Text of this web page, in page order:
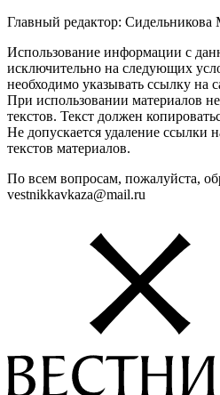
Главный редактор: Сидельникова
Использование информации с
исключительно на следующих
необходимо указывать ссылку на
При использовании материалов
текстов. Текст должен
Не допускается удаление ссылки
текстов материалов.
По всем вопросам, пожалуйста,
vestnikkavkaza@mail.ru